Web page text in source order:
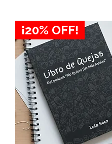
¡20% OFF!